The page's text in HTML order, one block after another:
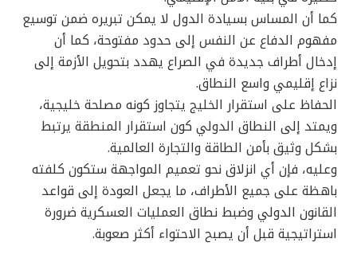
كما أن المساس بسيادة الدول لا يمكن تبريره ضمن توسيع
مفهوم الدفاع عن النفس إلى حدود مفتوحة، كما أن
إدخال أطراف جديدة في الصراع يهدد بتحويل الأزمة إلى
نزاع إقليمي واسع النطاق.
الحفاظ على استقرار الخليج يتجاوز كونه مصلحة خليجية،
ويمتد إلى النطاق الدولي كون استقرار المنطقة يرتبط
بشكل وثيق بأمن الطاقة والتجارة العالمية.
وعليه، فإن أي انزلاق نحو تعميم المواجهة ستكون كلفته
باهظة على جميع الأطراف، ما يجعل العودة إلى قواعد
القانون الدولي وضبط نطاق العمليات العسكرية ضرورة
استراتيجية قبل أن يصبح الاحتواء أكثر صعوبة.